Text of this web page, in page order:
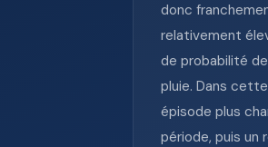
donc
relativement
de probabilité
pluie. Dans
épisode plus
période, puis un